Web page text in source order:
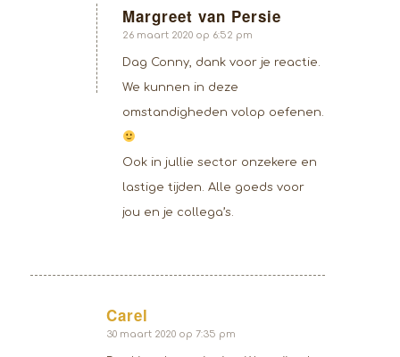
Margreet van Persie
zegt:
26 maart 2020 op 6:52 pm
Dag Conny, dank voor je reactie.
We kunnen in deze
omstandigheden volop oefenen.
Ook in jullie sector onzekere en
lastige tijden. Alle goeds voor
jou en je collega’s.
Carel
zegt:
30 maart 2020 op 7:35 pm